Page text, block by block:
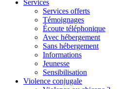
Services
Services offerts
Témoignages
Écoute téléphonique
Avec hébergement
Sans hébergement
Informations
Jeunesse
Sensibilisation
Violence conjugale